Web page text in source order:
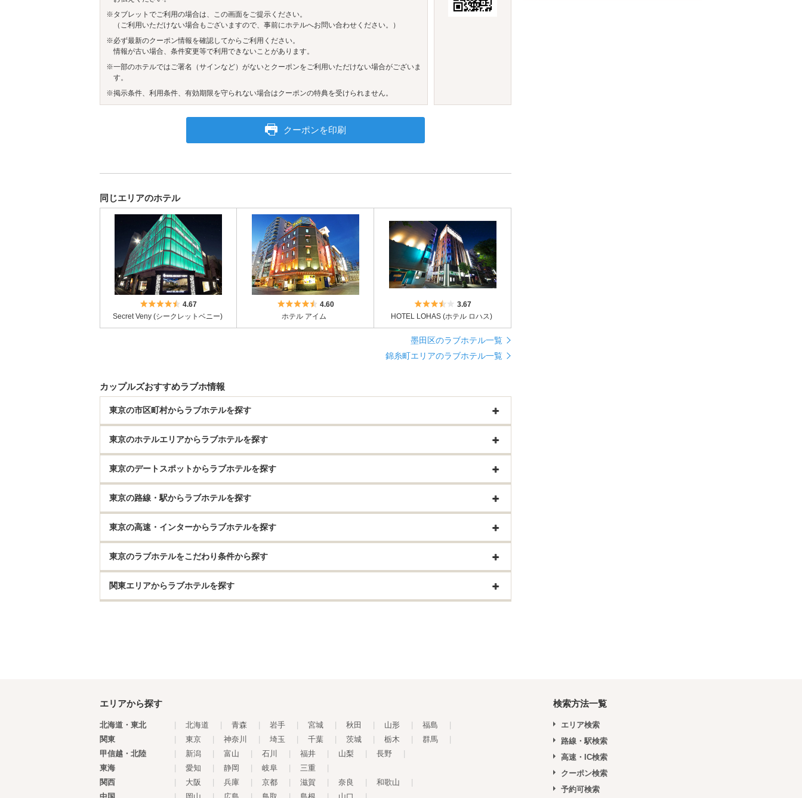
※タブレットでご利用の場合は、この画面をご提示ください。
（ご利用いただけない場合もございますので、事前にホテルへお問い合わせください。）
※必ず最新のクーポン情報を確認してからご利用ください。
情報が古い場合、条件変更等で利用できないことがあります。
※一部のホテルではご署名（サインなど）がないとクーポンをご利用いただけない場合がございま
す。
※掲示条件、利用条件、有効期限を守られない場合はクーポンの特典を受けられません。
クーポンを印刷
同じエリアのホテル
5つ星のうち4.5
4.67
Secret Veny (シークレットベニー)
5つ星のうち4.5
4.60
ホテル アイム
5つ星のうち3.5
3.67
HOTEL LOHAS (ホテル ロハス)
墨田区のラブホテル一覧
錦糸町エリアのラブホテル一覧
カップルズおすすめラブホ情報
東京の市区町村からラブホテルを探す
東京のホテルエリアからラブホテルを探す
東京のデートスポットからラブホテルを探す
東京の路線・駅からラブホテルを探す
東京の高速・インターからラブホテルを探す
東京のラブホテルをこだわり条件から探す
関東エリアからラブホテルを探す
エリアから探す
北海道・東北 北海道 青森 岩手 宮城 秋田 山形 福島
関東
東京 神奈川 埼玉 千葉 茨城 栃木 群馬
甲信越・北陸
新潟 富山 石川 福井 山梨 長野
東海
愛知 静岡 岐阜 三重
関西
大阪 兵庫 京都 滋賀 奈良 和歌山
検索方法一覧
エリア検索
路線・駅検索
高速・IC検索
クーポン検索
予約可検索